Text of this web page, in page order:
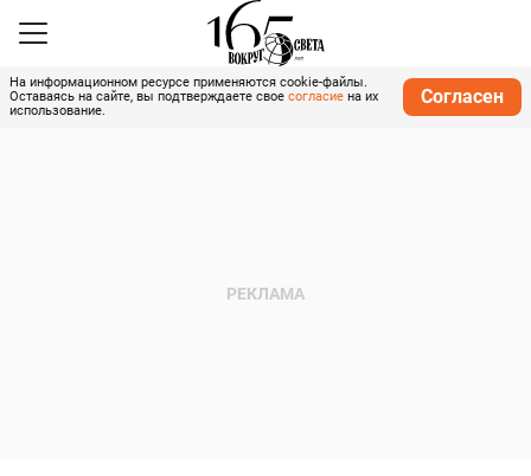
На информационном ресурсе применяются cookie-файлы.
Оставаясь на сайте, вы подтверждаете свое согласие на их
использование.
Согласен